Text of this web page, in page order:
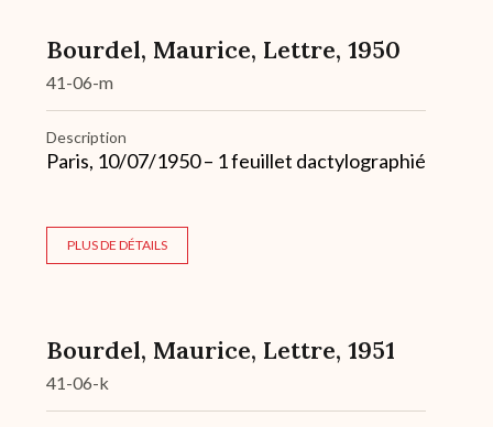
Bourdel, Maurice, Lettre, 1950
41-06-m
Description
Paris, 10/07/1950 – 1 feuillet dactylographié
PLUS DE DÉTAILS
Bourdel, Maurice, Lettre, 1951
41-06-k